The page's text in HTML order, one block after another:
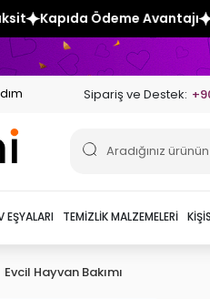
Tüm Kartlara 12 Taksit
Sipariş ve Destek:
EŞYALARI TEMIZLIK MALZEMELERI
Evcil Hayvan Bakımı